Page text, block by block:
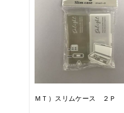
ＭＴ）スリムケース ２Ｐ